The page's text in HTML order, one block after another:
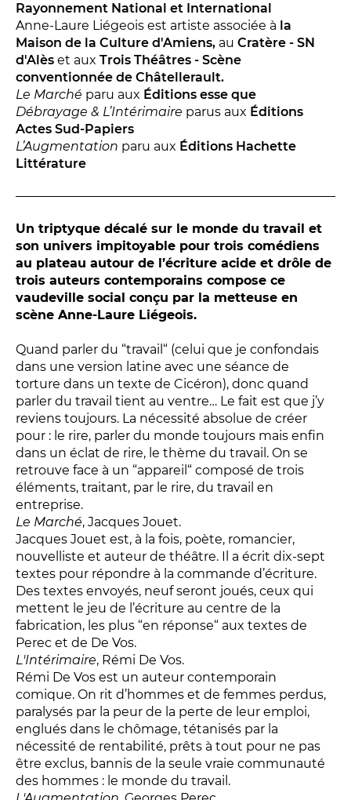
LE PUBLIC
VOUS ÊTES...
Enseignant
Relais
En famille
Étudiant
Entre amis, entre collègues
Acteur des secteurs social,
médical et judiciaire
En situation de handicap
PRATIQUEZ...
Nissa Slam
Le Lab'Oratoire [cours d’oralité]
À Voix haute ·cours [8-14 ans]
LES ACTIONS PÉDAGOGIQUES
Lettres à... [8 édition]
Les Spectacles itinérants
Moulins en scène
Autour des spectacles
Visites
INFOS PRATIQUES
NOS SALLES
Rayonnement National et International
Anne-Laure Liégeois est artiste associée à la
Maison de la Culture d'Amiens, au Cratère - SN
d'Alès et aux Trois Théâtres - Scène
conventionnée de Châtellerault.
Le Marché paru aux Éditions esse que
Débrayage & L’Intérimaire parus aux Éditions
Actes Sud-Papiers
L’Augmentation paru aux Éditions Hachette
Littérature
Un triptyque décalé sur le monde du travail et
son univers impitoyable pour trois comédiens
au plateau autour de l’écriture acide et drôle de
trois auteurs contemporains compose ce
vaudeville social conçu par la metteuse en
scène Anne-Laure Liégeois.
Quand parler du “travail“ (celui que je confondais
dans une version latine avec une séance de
torture dans un texte de Cicéron), donc quand
parler du travail tient au ventre… Le fait est que j’y
reviens toujours. La nécessité absolue de créer
pour : le rire, parler du monde toujours mais enfin
dans un éclat de rire, le thème du travail. On se
retrouve face à un “appareil“ composé de trois
éléments, traitant, par le rire, du travail en
entreprise.
Le Marché, Jacques Jouet.
Jacques Jouet est, à la fois, poète, romancier,
nouvelliste et auteur de théâtre. Il a écrit dix-sept
textes pour répondre à la commande d’écriture.
Des textes envoyés, neuf seront joués, ceux qui
mettent le jeu de l’écriture au centre de la
fabrication, les plus “en réponse“ aux textes de
Perec et de De Vos.
L'Intérimaire, Rémi De Vos.
Rémi De Vos est un auteur contemporain
comique. On rit d’hommes et de femmes perdus,
paralysés par la peur de la perte de leur emploi,
englués dans le chômage, tétanisés par la
nécessité de rentabilité, prêts à tout pour ne pas
être exclus, bannis de la seule vraie communauté
des hommes : le monde du travail.